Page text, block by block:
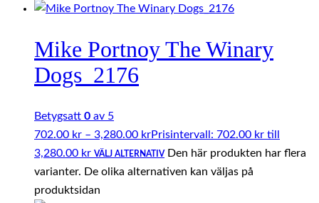
Mike Portnoy The Winary
Dogs_2176
Betygsatt 0 av 5
702.00 kr – 3,280.00 krPrisintervall: 702.00 kr till
3,280.00 kr VÄLJ ALTERNATIV Den här produkten har flera
varianter. De olika alternativen kan väljas på
produktsidan